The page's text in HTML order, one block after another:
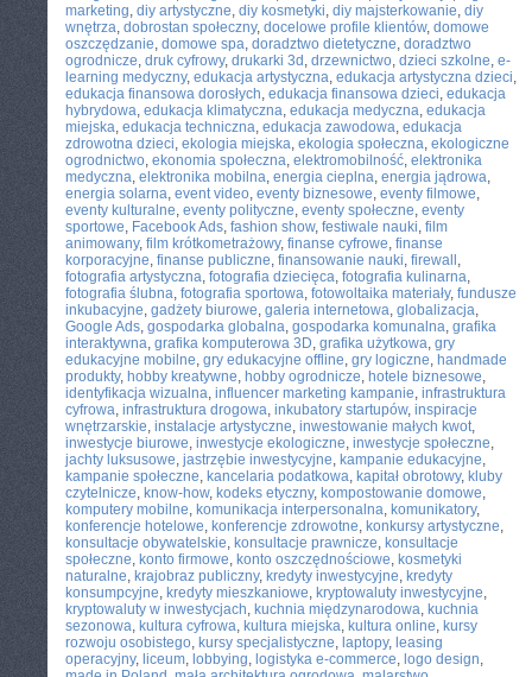
marketing, diy artystyczne, diy kosmetyki, diy majsterkowanie, diy
wnętrza, dobrostan społeczny, docelowe profile klientów, domowe
oszczędzanie, domowe spa, doradztwo dietetyczne, doradztwo
ogrodnicze, druk cyfrowy, drukarki 3d , drzewnictwo, dzieci szkolne, e-
learning medyczny, edukacja artystyczna, edukacja artystyczna dzieci,
edukacja finansowa dorosłych, edukacja finansowa dzieci, edukacja
hybrydowa, edukacja klimatyczna, edukacja medyczna, edukacja
miejska, edukacja techniczna, edukacja zawodowa, edukacja
zdrowotna dzieci, ekologia miejska, ekologia społeczna, ekologiczne
ogrodnictwo, ekonomia społeczna, elektromobilność, elektronika
medyczna, elektronika mobilna, energia cieplna, energia jądrowa,
energia solarna, event video, eventy biznesowe, eventy filmowe,
eventy kulturalne, eventy polityczne, eventy społeczne, eventy
sportowe, Facebook Ads, fashion show, festiwale nauki, film
animowany, film krótkometrażowy, finanse cyfrowe, finanse
korporacyjne, finanse publiczne, finansowanie nauki, firewall ,
fotografia artystyczna, fotografia dziecięca, fotografia kulinarna,
fotografia ślubna, fotografia sportowa, fotowoltaika materiały, fundusze
inkubacyjne, gadżety biurowe, galeria internetowa, globalizacja,
Google Ads, gospodarka globalna, gospodarka komunalna, grafika
interaktywna, grafika komputerowa 3D, grafika użytkowa, gry
edukacyjne mobilne, gry edukacyjne offline, gry logiczne, handmade
produkty, hobby kreatywne, hobby ogrodnicze, hotele biznesowe,
identyfikacja wizualna, influencer marketing kampanie, infrastruktura
cyfrowa, infrastruktura drogowa, inkubatory startupów, inspiracje
wnętrzarskie, instalacje artystyczne, inwestowanie małych kwot,
inwestycje biurowe, inwestycje ekologiczne, inwestycje społeczne,
jachty luksusowe, jastrzębie inwestycyjne, kampanie edukacyjne,
kampanie społeczne, kancelaria podatkowa, kapitał obrotowy, kluby
czytelnicze, know-how, kodeks etyczny, kompostowanie domowe,
komputery mobilne, komunikacja interpersonalna, komunikatory,
konferencje hotelowe, konferencje zdrowotne, konkursy artystyczne,
konsultacje obywatelskie, konsultacje prawnicze, konsultacje
społeczne, konto firmowe, konto oszczędnościowe, kosmetyki
naturalne, krajobraz publiczny, kredyty inwestycyjne, kredyty
konsumpcyjne, kredyty mieszkaniowe, kryptowaluty inwestycyjne,
kryptowaluty w inwestycjach, kuchnia międzynarodowa, kuchnia
sezonowa, kultura cyfrowa, kultura miejska, kultura online, kursy
rozwoju osobistego, kursy specjalistyczne, laptopy, leasing
operacyjny, liceum, lobbying, logistyka e-commerce, logo design,